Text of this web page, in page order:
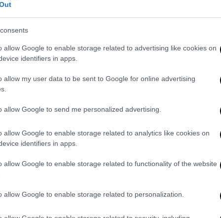
allow Google to enable storage related to advertising like cookies on
identifiers in apps.
allow my user data to be sent to Google for online advertising
allow Google to send me personalized advertising.
allow Google to enable storage related to analytics like cookies on
identifiers in apps.
allow Google to enable storage related to functionality of the website
allow Google to enable storage related to personalization.
που έφτιαξαν οι Ulku Ocaklar? [σσ.
τέτοια πρόθεση η Τουρκία;.
για τις Εξωτερικές Σχέσεις,
εξ ολοκλήρου με πρωτοβουλία των
χάρτες που παίρνουν το όνομά
παράδειγμα, υπάρχει ένας χάρτης της
βιβλιογραφία όσο και στη
αυτό το θέμα φτιάχνοντας έναν χάρτη
βλέπουμε στην ελληνική κοινή γνώμη.
η Σμύρνη και η Κωνσταντινούπολη είναι
μιλούν για τη δική μου γη, θα ανοίξω
τους».
Τζιχάτ Γιαϊτζί, που λέει: «Δεν
της Ελλάδας. Γιατί έχουν σφετεριστεί
στο Αιγαίο. Κατάργησαν τους
νησιά που τους μεταβιβάστηκαν υπό